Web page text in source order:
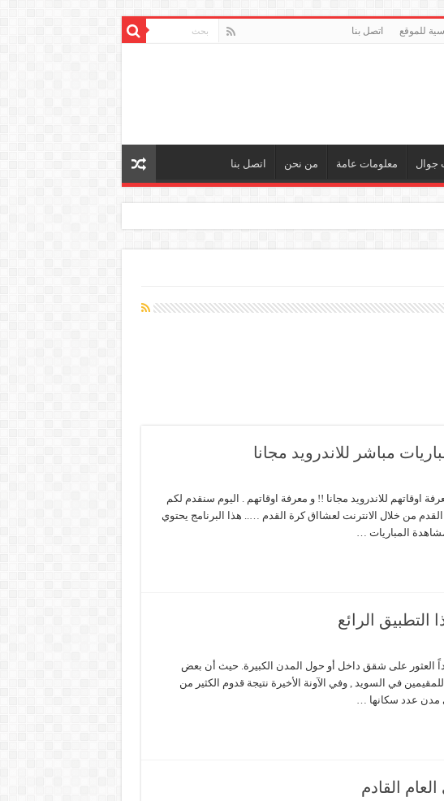
اتصل بنا
جوال معلومات عامة من نحن اتصل بنا
مباشر للاندرويد مجانا
أفضل
تطبيق
المباريات
اوقاتهم للاندرويد مجانا !! و معرفة اوقاتهم . اليوم سنقدم لكم
من خلال الانترنت لعشااق كرة القدم ….. هذا البرنامج يحتوي
المباريات …
التطبيق الرائع
العثور على شقق داخل أو حول المدن الكبيرة. حيث أن بعض
في السويد , وفي الآونة الأخيرة نتيجة قدوم الكثير من
مدن عدد سكانها …
القادم